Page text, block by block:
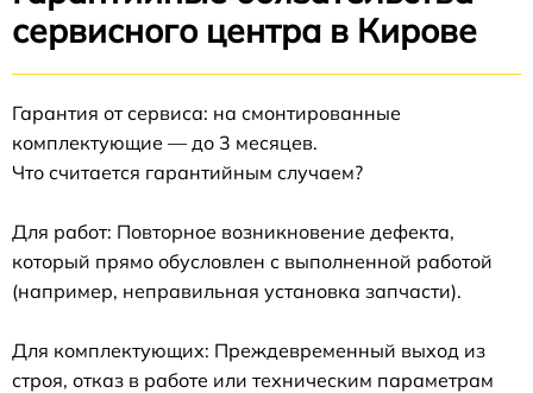
сервисного центра в Кирове
Гарантия от сервиса: на смонтированные
комплектующие — до 3 месяцев.
Что считается гарантийным случаем?
Для работ: Повторное возникновение дефекта,
который прямо обусловлен с выполненной работой
(например, неправильная установка запчасти).
Для комплектующих: Преждевременный выход из
строя, отказ в работе или техническим параметрам